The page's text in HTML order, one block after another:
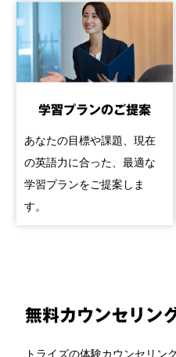
学習プランのご提案
あなたの目標や課題、現在
の英語力に合った、最適な
学習プランをご提案しま
す。
無料カウンセリン
トライズの体験カウンセリン